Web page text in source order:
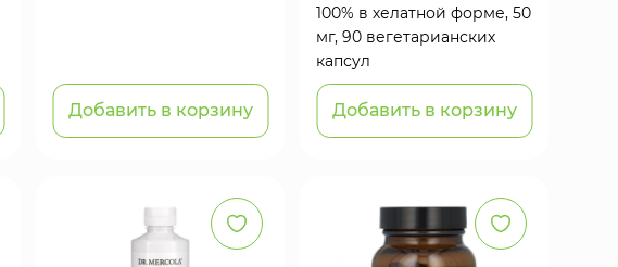
Добавить в корзину
100% в хелатной форме, 50
мг, 90 вегетарианских
капсул
Добавить в корзину